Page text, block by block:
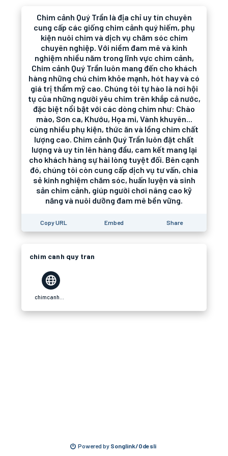
Chim cảnh Quý Trần là địa chỉ uy tín chuyên
cung cấp các giống chim cảnh quý hiếm, phụ
kiện nuôi chim và dịch vụ chăm sóc chim
chuyên nghiệp. Với niềm đam mê và kinh
nghiệm nhiều năm trong lĩnh vực chim cảnh,
Chim cảnh Quý Trần luôn mang đến cho khách
hàng những chú chim khỏe mạnh, hót hay và có
giá trị thẩm mỹ cao. Chúng tôi tự hào là nơi hội
tụ của những người yêu chim trên khắp cả nước,
đặc biệt nổi bật với các dòng chim như: Chào
mào, Sơn ca, Khướu, Họa mi, Vành khuyên...
cùng nhiều phụ kiện, thức ăn và lồng chim chất
lượng cao. Chim cảnh Quý Trần luôn đặt chất
lượng và uy tín lên hàng đầu, cam kết mang lại
cho khách hàng sự hài lòng tuyệt đối. Bên cạnh
đó, chúng tôi còn cung cấp dịch vụ tư vấn, chia
sẻ kinh nghiệm chăm sóc, huấn luyện và sinh
sản chim cảnh, giúp người chơi nâng cao kỹ
năng và nuôi dưỡng đam mê bền vững.
Copy URL Embed Share
chim canh quy tran
Powered by Songlink/Odesli